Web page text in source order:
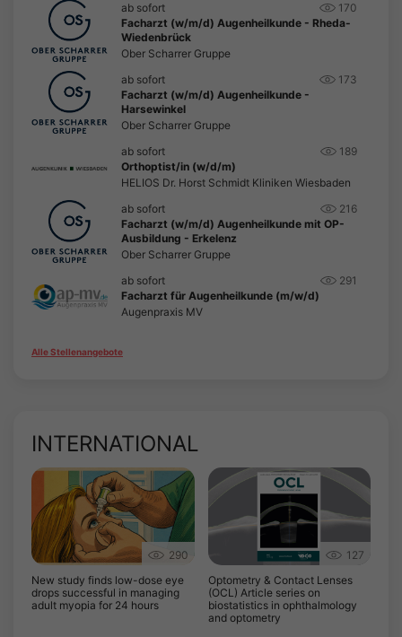
ab sofort
170
Facharzt (w/m/d) Augenheilkunde - Rheda-
Wiedenbrück
Ober Scharrer Gruppe
ab sofort
173
Facharzt (w/m/d) Augenheilkunde -
Harsewinkel
Ober Scharrer Gruppe
ab sofort
189
Orthoptist/in (w/d/m)
HELIOS Dr. Horst Schmidt Kliniken Wiesbaden
ab sofort
216
Facharzt (w/m/d) Augenheilkunde mit OP-
Ausbildung - Erkelenz
Ober Scharrer Gruppe
ab sofort
291
Facharzt für Augenheilkunde (m/w/d)
Augenpraxis MV
Alle Stellenangebote
INTERNATIONAL
290
New study finds low-dose eye
drops successful in managing
adult myopia for 24 hours
127
Optometry & Contact Lenses
(OCL) Article series on
biostatistics in ophthalmology
and optometry